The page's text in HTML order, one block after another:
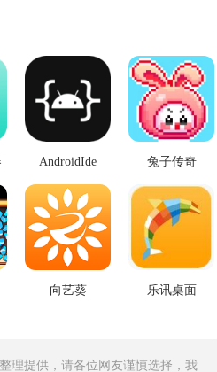
AndroidIde 兔子传奇
向艺葵 乐讯桌面
理提供，请各位网友谨慎选择，我